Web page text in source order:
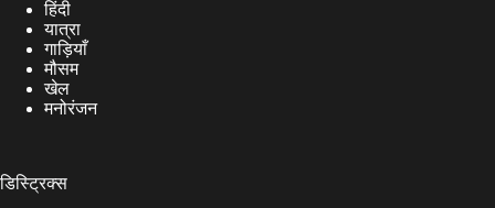
हिंदी
यात्रा
गाड़ियाँ
मौसम
खेल
मनोरंजन
डिस्ट्रिक्स